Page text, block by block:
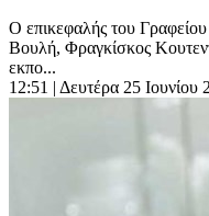
Ο επικεφαλής του
Βουλή, Φραγκίσκος
εκπο...
12:51 | Δευτέρα 25 Ιουνίου